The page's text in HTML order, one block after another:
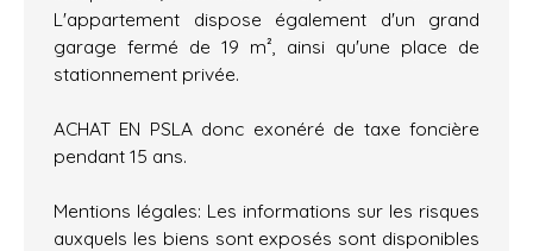
L'appartement dispose également d'un grand
garage fermé de 19 m², ainsi qu'une place de
stationnement privée.
ACHAT EN PSLA donc exonéré de taxe foncière
pendant 15 ans.
Mentions légales: Les informations sur les risques
auxquels les biens sont exposés sont disponibles